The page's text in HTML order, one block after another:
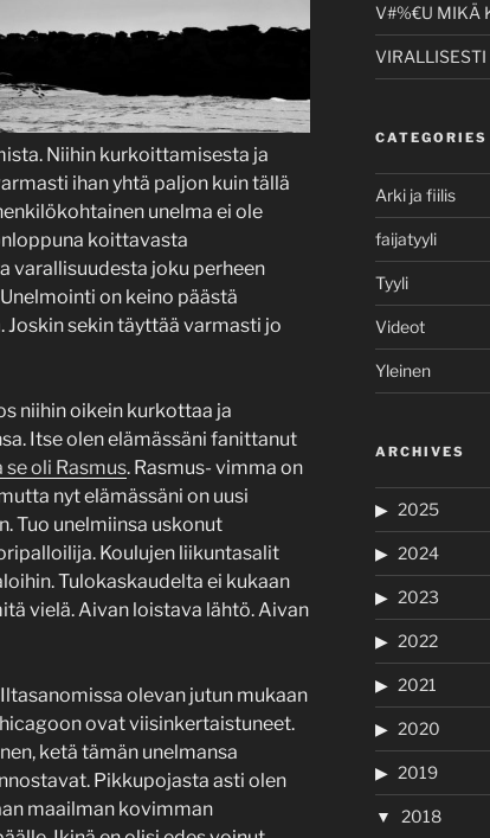
Niihin kurkoittamisesta ja
ihan yhtä paljon kuin tällä
unelma ei ole
koittavasta
varallisuudesta joku perheen
on keino päästä
sekin täyttää varmasti jo
niihin oikein kurkottaa ja
Itse olen elämässäni fanittanut
oli Rasmus. Rasmus- vimma on
nyt elämässäni on uusi
Tuo unelmiinsa uskonut
Koulujen liikuntasalit
Tulokaskaudelta ei kukaan
vielä. Aivan loistava lähtö. Aivan
olevan jutun mukaan
ovat viisinkertaistuneet.
ketä tämän unelmansa
Pikkupojasta asti olen
maailman kovimman
V#%€U MIKÄ
CATEGORIES
Arki ja fiilis
faijatyyli
Tyyli
Videot
Yleinen
ARCHIVES
2025
2024
2023
2022
2021
2020
2019
2018